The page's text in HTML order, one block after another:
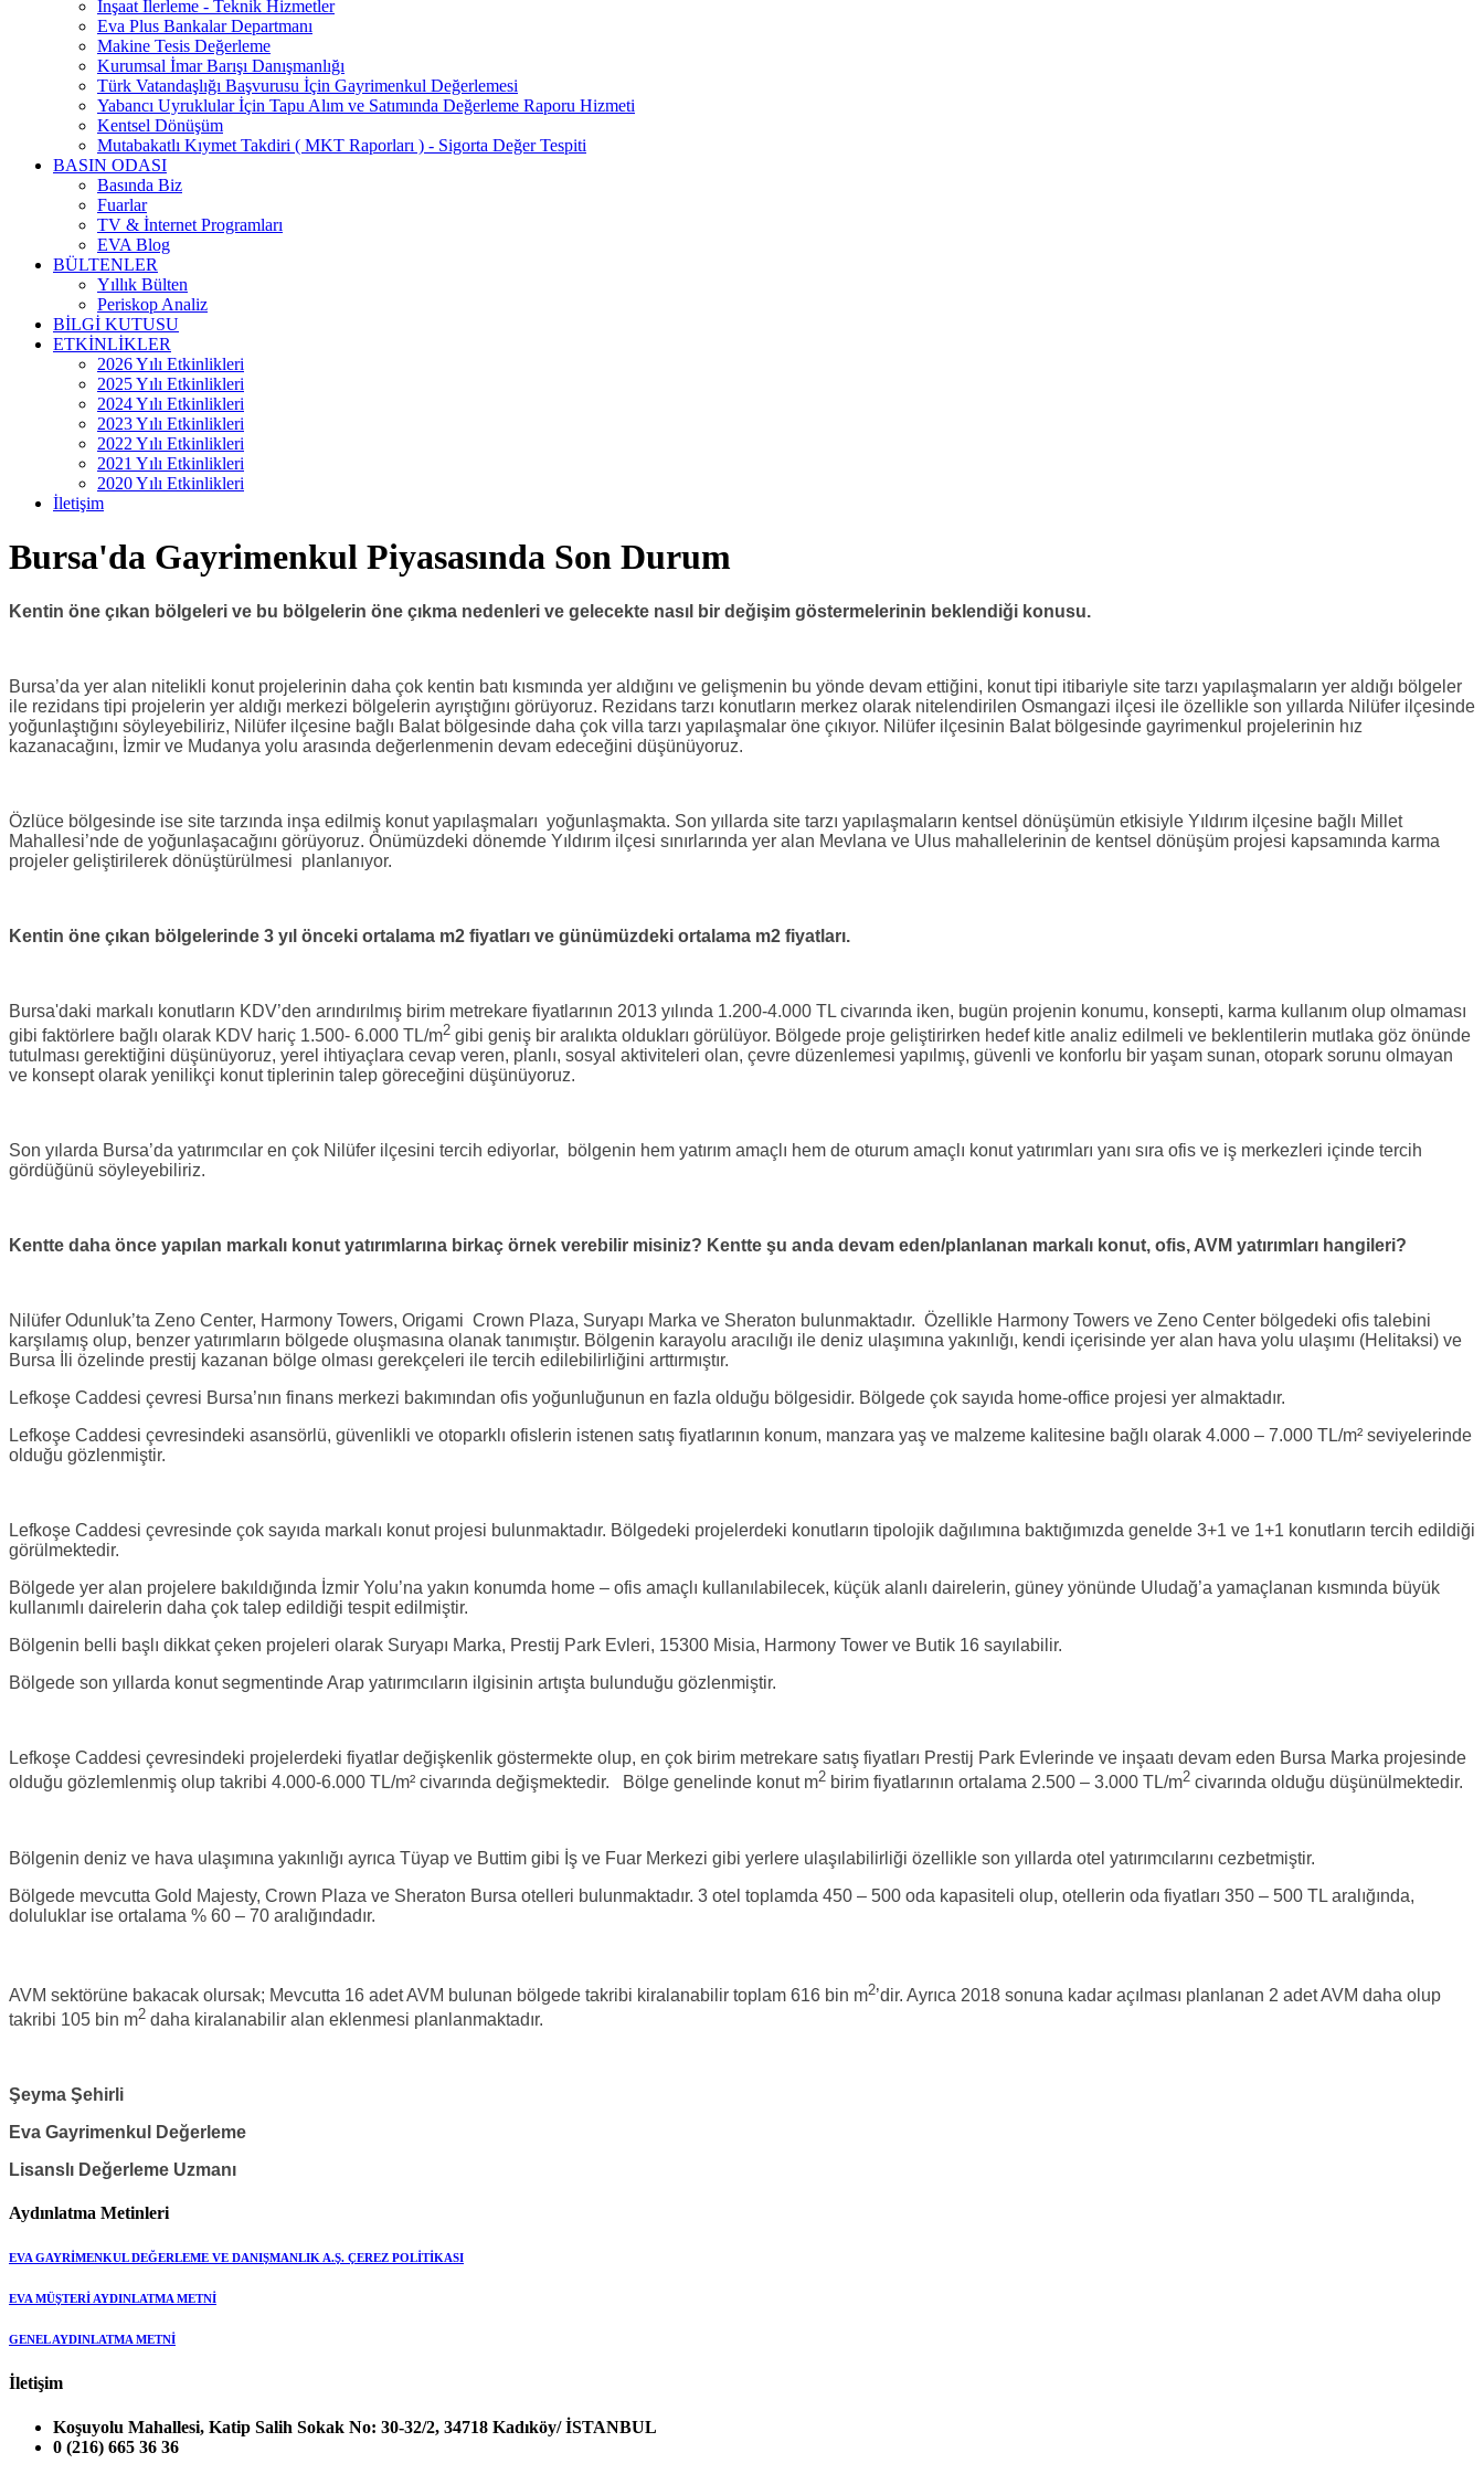
İnşaat İlerleme - Teknik Hizmetler
Eva Plus Bankalar Departmanı
Makine Tesis Değerleme
Kurumsal İmar Barışı Danışmanlığı
Türk Vatandaşlığı Başvurusu İçin Gayrimenkul Değerlemesi
Yabancı Uyruklular İçin Tapu Alım ve Satımında Değerleme Raporu Hizmeti
Kentsel Dönüşüm
Mutabakatlı Kıymet Takdiri ( MKT Raporları ) - Sigorta Değer Tespiti
BASIN ODASI
Basında Biz
Fuarlar
TV & İnternet Programları
EVA Blog
BÜLTENLER
Yıllık Bülten
Periskop Analiz
BİLGİ KUTUSU
ETKİNLİKLER
2026 Yılı Etkinlikleri
2025 Yılı Etkinlikleri
2024 Yılı Etkinlikleri
2023 Yılı Etkinlikleri
2022 Yılı Etkinlikleri
2021 Yılı Etkinlikleri
2020 Yılı Etkinlikleri
İletişim
Bursa'da Gayrimenkul Piyasasında Son Durum
Kentin öne çıkan bölgeleri ve bu bölgelerin öne çıkma nedenleri ve gelecekte nasıl bir değişim göstermelerinin beklendiği konusu.
Bursa’da yer alan nitelikli konut projelerinin daha çok kentin batı kısmında yer aldığını ve gelişmenin bu yönde devam ettiğini, konut tipi itibariyle site tarzı yapılaşmaların yer aldığı bölgeler
ile rezidans tipi projelerin yer aldığı merkezi bölgelerin ayrıştığını görüyoruz. Rezidans tarzı konutların merkez olarak nitelendirilen Osmangazi ilçesi ile özellikle son yıllarda Nilüfer ilçesinde
yoğunlaştığını söyleyebiliriz, Nilüfer ilçesine bağlı Balat bölgesinde daha çok villa tarzı yapılaşmalar öne çıkıyor. Nilüfer ilçesinin Balat bölgesinde gayrimenkul projelerinin hız
kazanacağını, İzmir ve Mudanya yolu arasında değerlenmenin devam edeceğini düşünüyoruz.
Özlüce bölgesinde ise site tarzında inşa edilmiş konut yapılaşmaları yoğunlaşmakta. Son yıllarda site tarzı yapılaşmaların kentsel dönüşümün etkisiyle Yıldırım ilçesine bağlı Millet
Mahallesi’nde de yoğunlaşacağını görüyoruz. Önümüzdeki dönemde Yıldırım ilçesi sınırlarında yer alan Mevlana ve Ulus mahallelerinin de kentsel dönüşüm projesi kapsamında karma
projeler geliştirilerek dönüştürülmesi planlanıyor.
Kentin öne çıkan bölgelerinde 3 yıl önceki ortalama m2 fiyatları ve günümüzdeki ortalama m2 fiyatları.
Bursa'daki markalı konutların KDV’den arındırılmış birim metrekare fiyatlarının 2013 yılında 1.200-4.000 TL civarında iken, bugün projenin konumu, konsepti, karma kullanım olup olmaması
gibi faktörlere bağlı olarak KDV hariç 1.500- 6.000 TL/m2 gibi geniş bir aralıkta oldukları görülüyor. Bölgede proje geliştirirken hedef kitle analiz edilmeli ve beklentilerin mutlaka göz önünde
tutulması gerektiğini düşünüyoruz, yerel ihtiyaçlara cevap veren, planlı, sosyal aktiviteleri olan, çevre düzenlemesi yapılmış, güvenli ve konforlu bir yaşam sunan, otopark sorunu olmayan
ve konsept olarak yenilikçi konut tiplerinin talep göreceğini düşünüyoruz.
Son yılarda Bursa’da yatırımcılar en çok Nilüfer ilçesini tercih ediyorlar, bölgenin hem yatırım amaçlı hem de oturum amaçlı konut yatırımları yanı sıra ofis ve iş merkezleri içinde tercih
gördüğünü söyleyebiliriz.
Kentte daha önce yapılan markalı konut yatırımlarına birkaç örnek verebilir misiniz? Kentte şu anda devam eden/planlanan markalı konut, ofis, AVM yatırımları hangileri?
Nilüfer Odunluk’ta Zeno Center, Harmony Towers, Origami Crown Plaza, Suryapı Marka ve Sheraton bulunmaktadır. Özellikle Harmony Towers ve Zeno Center bölgedeki ofis talebini
karşılamış olup, benzer yatırımların bölgede oluşmasına olanak tanımıştır. Bölgenin karayolu aracılığı ile deniz ulaşımına yakınlığı, kendi içerisinde yer alan hava yolu ulaşımı (Helitaksi) ve
Bursa İli özelinde prestij kazanan bölge olması gerekçeleri ile tercih edilebilirliğini arttırmıştır.
Lefkoşe Caddesi çevresi Bursa’nın finans merkezi bakımından ofis yoğunluğunun en fazla olduğu bölgesidir. Bölgede çok sayıda home-office projesi yer almaktadır.
Lefkoşe Caddesi çevresindeki asansörlü, güvenlikli ve otoparklı ofislerin istenen satış fiyatlarının konum, manzara yaş ve malzeme kalitesine bağlı olarak 4.000 – 7.000 TL/m² seviyelerinde
olduğu gözlenmiştir.
Lefkoşe Caddesi çevresinde çok sayıda markalı konut projesi bulunmaktadır. Bölgedeki projelerdeki konutların tipolojik dağılımına baktığımızda genelde 3+1 ve 1+1 konutların tercih edildiği
görülmektedir.
Bölgede yer alan projelere bakıldığında İzmir Yolu’na yakın konumda home – ofis amaçlı kullanılabilecek, küçük alanlı dairelerin, güney yönünde Uludağ’a yamaçlanan kısmında büyük
kullanımlı dairelerin daha çok talep edildiği tespit edilmiştir.
Bölgenin belli başlı dikkat çeken projeleri olarak Suryapı Marka, Prestij Park Evleri, 15300 Misia, Harmony Tower ve Butik 16 sayılabilir.
Bölgede son yıllarda konut segmentinde Arap yatırımcıların ilgisinin artışta bulunduğu gözlenmiştir.
Lefkoşe Caddesi çevresindeki projelerdeki fiyatlar değişkenlik göstermekte olup, en çok birim metrekare satış fiyatları Prestij Park Evlerinde ve inşaatı devam eden Bursa Marka projesinde
olduğu gözlemlenmiş olup takribi 4.000-6.000 TL/m² civarında değişmektedir. Bölge genelinde konut m2 birim fiyatlarının ortalama 2.500 – 3.000 TL/m2 civarında olduğu düşünülmektedir.
Bölgenin deniz ve hava ulaşımına yakınlığı ayrıca Tüyap ve Buttim gibi İş ve Fuar Merkezi gibi yerlere ulaşılabilirliği özellikle son yıllarda otel yatırımcılarını cezbetmiştir.
Bölgede mevcutta Gold Majesty, Crown Plaza ve Sheraton Bursa otelleri bulunmaktadır. 3 otel toplamda 450 – 500 oda kapasiteli olup, otellerin oda fiyatları 350 – 500 TL aralığında,
doluluklar ise ortalama % 60 – 70 aralığındadır.
AVM sektörüne bakacak olursak; Mevcutta 16 adet AVM bulunan bölgede takribi kiralanabilir toplam 616 bin m2’dir. Ayrıca 2018 sonuna kadar açılması planlanan 2 adet AVM daha olup
takribi 105 bin m2 daha kiralanabilir alan eklenmesi planlanmaktadır.
Şeyma Şehirli
Eva Gayrimenkul Değerleme
Lisanslı Değerleme Uzmanı
Aydınlatma Metinleri
EVA GAYRİMENKUL DEĞERLEME VE DANIŞMANLIK A.Ş. ÇEREZ POLİTİKASI
EVA MÜŞTERİ AYDINLATMA METNİ
GENEL AYDINLATMA METNİ
İletişim
Koşuyolu Mahallesi, Katip Salih Sokak No: 30-32/2, 34718 Kadıköy/ İSTANBUL
0 (216) 665 36 36